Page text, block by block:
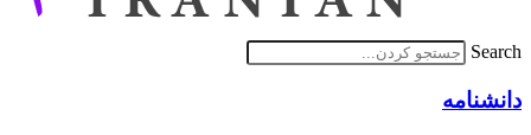
Search
دانشنامه